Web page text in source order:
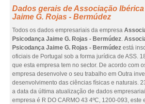
Dados gerais de Associação
Jaime G. Rojas - Bermúdez
Todos os dados empresariais da empresa
Psicodança Jaime G. Rojas - Bermúdez.
Psicodança Jaime G. Rojas - Bermúdez está
oficiais de Portugal sob a forma jurídica de ASS.
que esta empresa tem no sector. De acordo com
empresa desenvolve o seu trabalho em Outra
desenvolvimento das ciências físicas e naturais.
a data da última atualização de dados
empresa é R DO CARMO 43 4ºC, 1200-093, este